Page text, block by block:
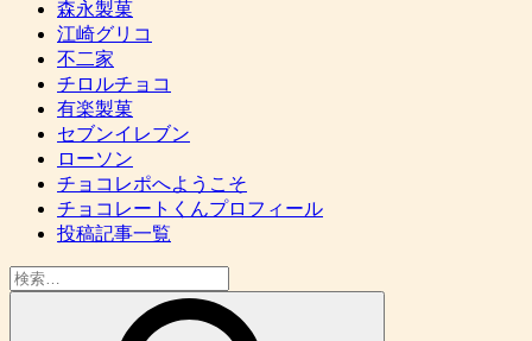
森永製菓
江崎グリコ
不二家
チロルチョコ
有楽製菓
セブンイレブン
ローソン
チョコレポへようこそ
チョコレートくんプロフィール
投稿記事一覧
検
索: